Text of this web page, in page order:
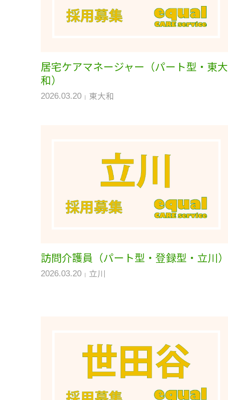
居宅ケアマネージャー（パート型・東大
和）
2026.03.20 東大和
訪問介護員（パート型・登録型・立川）
2026.03.20 立川